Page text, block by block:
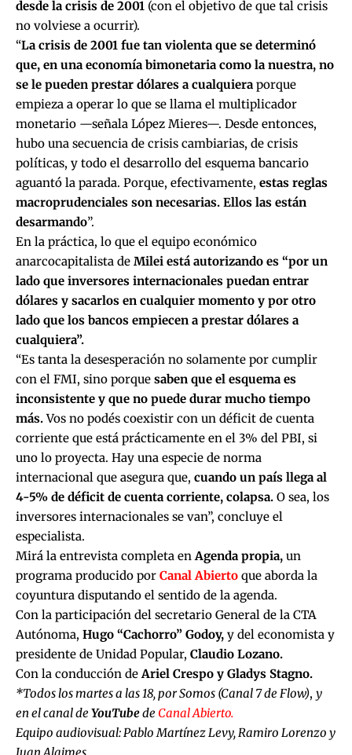
desde la crisis de 2001 (con el objetivo de que tal crisis
no volviese a ocurrir).
“La crisis de 2001 fue tan violenta que se determinó
que, en una economía bimonetaria como la nuestra, no
se le pueden prestar dólares a cualquiera porque
empieza a operar lo que se llama el multiplicador
monetario —señala López Mieres—. Desde entonces,
hubo una secuencia de crisis cambiarias, de crisis
políticas, y todo el desarrollo del esquema bancario
aguantó la parada. Porque, efectivamente, estas reglas
macroprudenciales son necesarias. Ellos las están
desarmando”.
En la práctica, lo que el equipo económico
anarcocapitalista de Milei está autorizando es “por un
lado que inversores internacionales puedan entrar
dólares y sacarlos en cualquier momento y por otro
lado que los bancos empiecen a prestar dólares a
cualquiera”.
“Es tanta la desesperación no solamente por cumplir
con el FMI, sino porque saben que el esquema es
inconsistente y que no puede durar mucho tiempo
más.Vos no podés coexistir con un déficit de cuenta
corriente que está prácticamente en el 3% del PBI, si
uno lo proyecta. Hay una especie de norma
internacional que asegura que, cuando un país llega al
4-5% de déficit de cuenta corriente, colapsa. O sea, los
inversores internacionales se van”, concluye el
especialista.
Mirá la entrevista completa en Agenda propia, un
programa producido por Canal Abierto que aborda la
coyuntura disputando el sentido de la agenda.
Con la participación del secretario General de la CTA
Autónoma, Hugo “Cachorro” Godoy, y del economista y
presidente de Unidad Popular, Claudio Lozano.
Con la conducción de Ariel Crespo y Gladys Stagno.
*Todos los martes a las 18, por Somos (Canal 7 de Flow), y
en el canal de YouTubede Canal Abierto.
Equipo audiovisual: Pablo Martínez Levy, Ramiro Lorenzo y
Juan Alaimes.